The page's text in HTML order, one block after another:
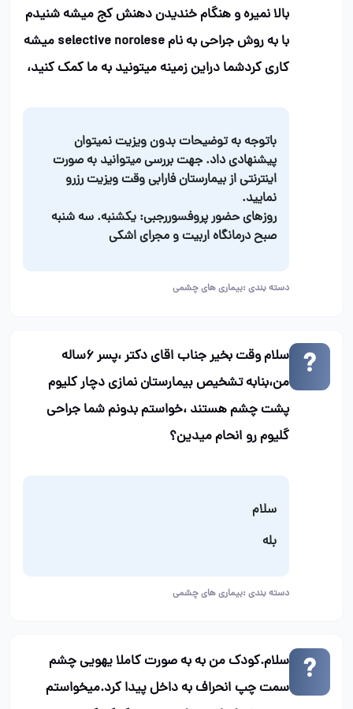
بالا نمیره و هنگام خندیدن دهنش کج میشه شنیدم
با به روش جراحی به نام selective norolese میشه
کاری کردشما دراین زمینه میتونید به ما کمک کنید،
باتوجه به توضیحات بدون ویزیت نمیتوان
پیشنهادی داد. جهت بررسی میتوانید به صورت
اینترنتی از بیمارستان فارابی وقت ویزیت رزرو
نمایید.
روزهای حضور پروفسوررجبی: یکشنبه. سه شنبه
صبح درمانگاه اربیت و مجرای اشکی
دسته بندی :بیماری های چشمی
سلام وقت بخیر جناب اقای دکتر ،پسر ۶ساله
من،بنابه تشخیص بیمارستان نمازی دچار کلیوم
پشت چشم هستند ،خواستم بدونم شما جراحی
گلیوم رو انحام میدین؟
سلام
بله
دسته بندی :بیماری های چشمی
سلام.کودک من به به صورت کاملا یهویی چشم
سمت چپ انحراف به داخل پیدا کرد.میخواستم